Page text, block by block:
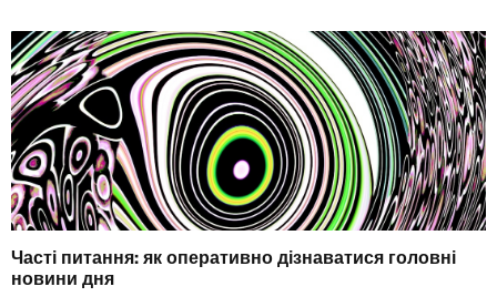
Часті питання: як оперативно дізнаватися головні
новини дня